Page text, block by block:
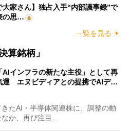
大家さん】独占入手“内部議事録”で
の思…
一覧を見る
算銘柄」
AIインフラの新たな主役」として再
運 エヌビディアとの提携でAIデ…
たAI・半導体関連株に、調整の動
なか、再び注目…